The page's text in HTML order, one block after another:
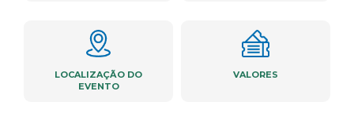
LOCALIZAÇÃO DO
EVENTO
VALORES